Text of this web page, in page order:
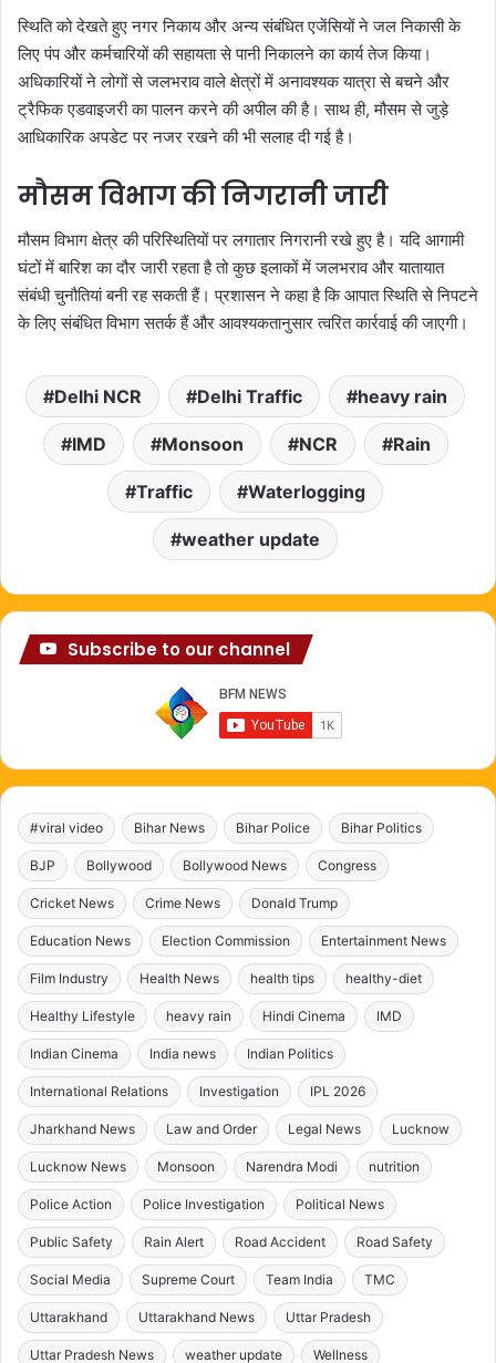
स्थिति को देखते हुए नगर निकाय और अन्य संबंधित एजेंसियों ने जल निकासी के
लिए पंप और कर्मचारियों की सहायता से पानी निकालने का कार्य तेज किया।
अधिकारियों ने लोगों से जलभराव वाले क्षेत्रों में अनावश्यक यात्रा से बचने और
ट्रैफिक एडवाइजरी का पालन करने की अपील की है। साथ ही, मौसम से जुड़े
आधिकारिक अपडेट पर नजर रखने की भी सलाह दी गई है।
मौसम विभाग की निगरानी जारी
मौसम विभाग क्षेत्र की परिस्थितियों पर लगातार निगरानी रखे हुए है। यदि आगामी
घंटों में बारिश का दौर जारी रहता है तो कुछ इलाकों में जलभराव और यातायात
संबंधी चुनौतियां बनी रह सकती हैं। प्रशासन ने कहा है कि आपात स्थिति से निपटने
के लिए संबंधित विभाग सतर्क हैं और आवश्यकतानुसार त्वरित कार्रवाई की जाएगी।
Delhi NCR Delhi Traffic heavy rain
IMD Monsoon NCR Rain
Traffic Waterlogging
weather update
Subscribe to our channel
#viral video Bihar News Bihar Police Bihar Politics
BJP Bollywood Bollywood News Congress
Cricket News Crime News Donald Trump
Education News Election Commission Entertainment News
Film Industry Health News health tips healthy-diet
Healthy Lifestyle heavy rain Hindi Cinema IMD
Indian Cinema India news Indian Politics
International Relations Investigation IPL 2026
Jharkhand News Law and Order Legal News Lucknow
Lucknow News Monsoon Narendra Modi nutrition
Police Action Police Investigation Political News
Public Safety Rain Alert Road Accident Road Safety
Social Media Supreme Court Team India TMC
Uttarakhand Uttarakhand News Uttar Pradesh
Uttar Pradesh News weather update Wellness